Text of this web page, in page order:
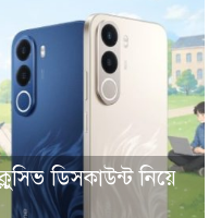
ডিসকাউন্ট নিয়ে